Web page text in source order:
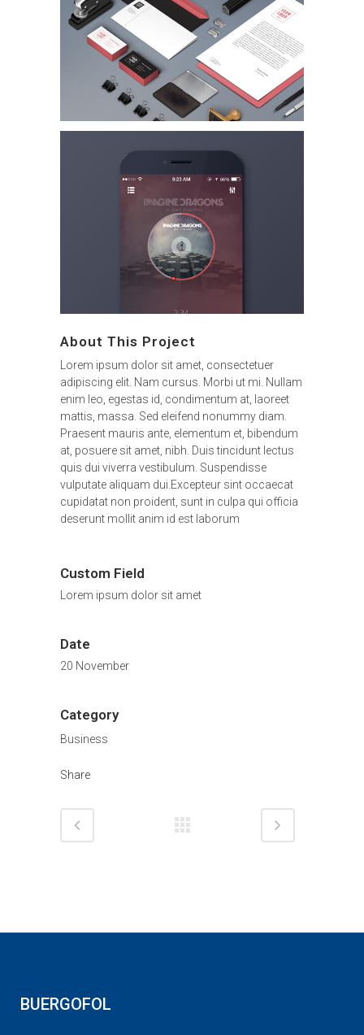
About This Project
Lorem ipsum dolor sit amet, consectetuer
adipiscing elit. Nam cursus. Morbi ut mi. Nullam
enim leo, egestas id, condimentum at, laoreet
mattis, massa. Sed eleifend nonummy diam.
Praesent mauris ante, elementum et, bibendum
at, posuere sit amet, nibh. Duis tincidunt lectus
quis dui viverra vestibulum. Suspendisse
vulputate aliquam dui.Excepteur sint occaecat
cupidatat non proident, sunt in culpa qui officia
deserunt mollit anim id est laborum
Custom Field
Lorem ipsum dolor sit amet
Date
20 November
Category
Business
Share
BUERGOFOL